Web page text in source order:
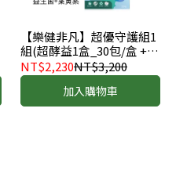
【樂健非凡】超優守護組1
組(超酵益1盒_30包/盒 +優
立視1盒_60粒/盒)｜獨家優
惠 使排便順暢 晶亮水潤
NT$2,230NT$3,200
加入購物車